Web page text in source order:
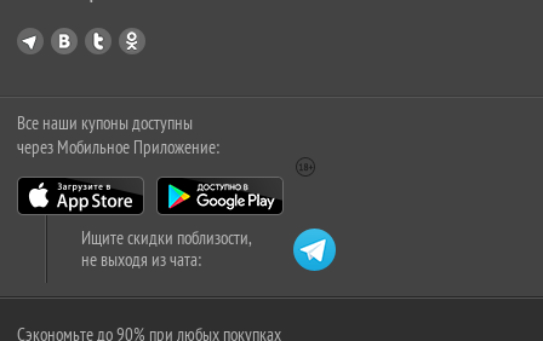
Все наши купоны доступны
через Мобильное Приложение:
Ищите скидки поблизости,
не выходя из чата:
Сэкономьте до 90% при любых покупках